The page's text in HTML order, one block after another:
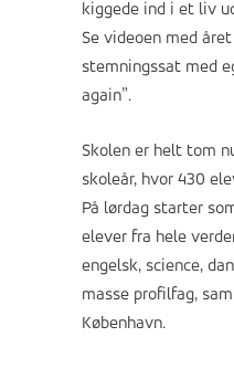
kiggede ind i et liv
Se videoen med året
stemningssat med
again”.
Skolen er helt tom
skoleår, hvor 430
På lørdag starter
elever fra hele
engelsk, science,
masse profilfag,
København.